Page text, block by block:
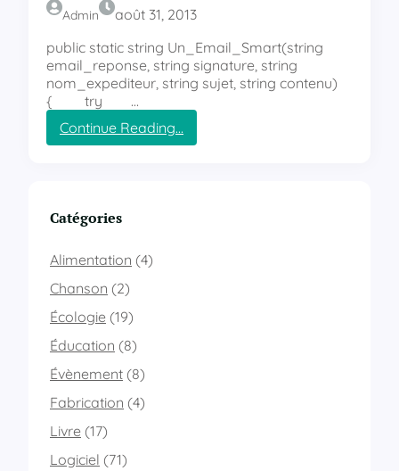
Admin
août 31, 2013
public static string Un_Email_Smart(string
email_reponse, string signature, string
nom_expediteur, string sujet, string contenu)
{ try …
Continue Reading…
:
Catégories
Alimentation (4)
Chanson (2)
Écologie (19)
Éducation (8)
Évènement (8)
Fabrication (4)
Livre (17)
Logiciel (71)